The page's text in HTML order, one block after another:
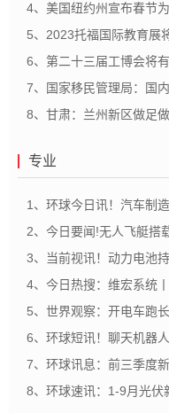
4、美国纽约州宣布春节
5、2023托福国际教育展
8、甘肃：兰州新区做足
专业